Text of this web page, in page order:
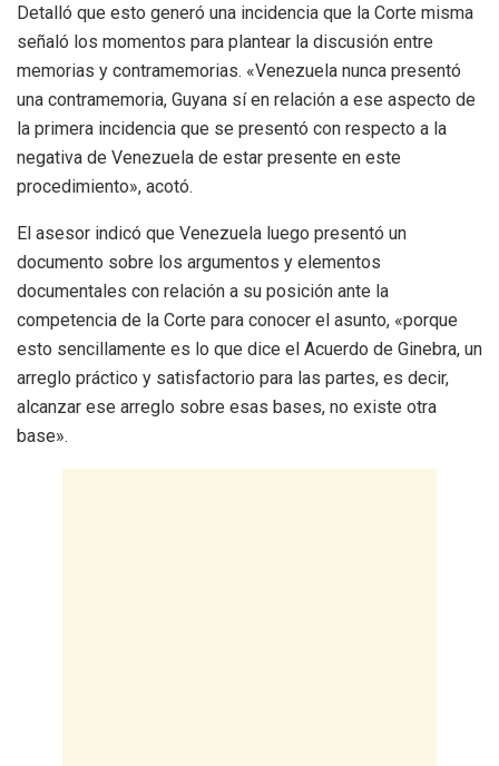
Detalló que esto generó una incidencia que la Corte misma
señaló los momentos para plantear la discusión entre
memorias y contramemorias. «Venezuela nunca presentó
una contramemoria, Guyana sí en relación a ese aspecto de
la primera incidencia que se presentó con respecto a la
negativa de Venezuela de estar presente en este
procedimiento», acotó.
El asesor indicó que Venezuela luego presentó un
documento sobre los argumentos y elementos
documentales con relación a su posición ante la
competencia de la Corte para conocer el asunto, «porque
esto sencillamente es lo que dice el Acuerdo de Ginebra, un
arreglo práctico y satisfactorio para las partes, es decir,
alcanzar ese arreglo sobre esas bases, no existe otra
base».